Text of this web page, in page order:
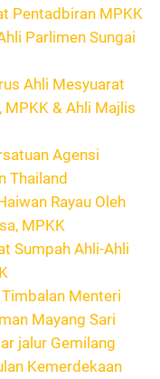
Pentadbiran MPKK
Parlimen Sungai
Ahli Mesyuarat
MPKK & Ahli Majlis
Agensi
Thailand
Rayau Oleh
MPKK
Sumpah Ahli-Ahli
Menteri
Mayang Sari
jalur Gemilang
Kemerdekaan